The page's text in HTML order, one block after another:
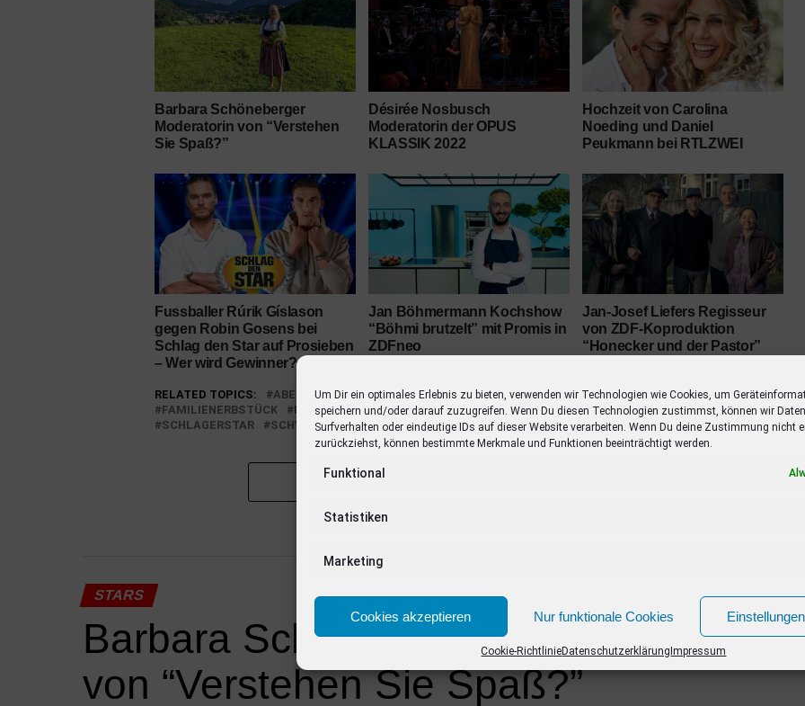
Um Dir ein optimales Erlebnis zu bieten, verwenden wir Technologien wie Cookies, um
speichern und/oder darauf zuzugreifen. Wenn Du diesen Technologien zustimmst, können wir
Surfverhalten oder eindeutige IDs auf dieser Website verarbeiten. Wenn Du deine Zustimmung nicht
zurückziehst, können bestimmte Merkmale und Funktionen beeinträchtigt werden.
Funktional
Statistiken
Marketing
Cookies akzeptieren Nur funktionale Cookies
Cookie-RichtlinieDatenschutzerklärung Impressum
Barbara Schöneberger
Moderatorin von “Verstehen
Sie Spaß?”
Désirée Nosbusch
Moderatorin der OPUS
KLASSIK 2022
Hochzeit von Carolina
Noeding und Daniel
Peukmann bei RTLZWEI
Fussballer Rúrik Gíslason
gegen Robin Gosens bei
Schlag den Star auf Prosieben
– Wer wird Gewinner?
Jan Böhmermann Kochshow
“Böhmi brutzelt” mit Promis in
ZDFneo
Jan-Josef Liefers Regisseur
von ZDF-Koproduktion
“Honecker und der Pastor”
RELATED TOPICS: ABENDAUSGABE BARES FÜR WAHRES CHRISTA VOGEL
EXPERTEN
FAMILIENERBSTÜCK
HORST LICHTER MAI MITTWOCH 19. AUGUST 2020
SCHÄTZCHEN
SCHLAGERSTAR
SCHWIEGERMUTTER SENDETERMIN VANESSA VANESSA MAI ZDF
STARS
Barbara Schöneberger Moderatorin
von “Verstehen Sie Spaß?”